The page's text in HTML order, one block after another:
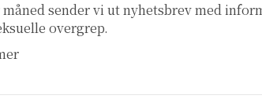
måned sender vi ut nyhetsbrev med
overgrep.